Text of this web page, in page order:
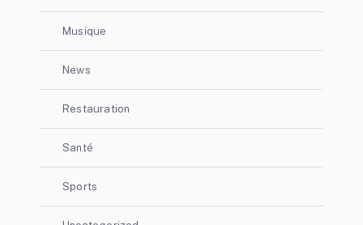
Musique
News
Restauration
Santé
Sports